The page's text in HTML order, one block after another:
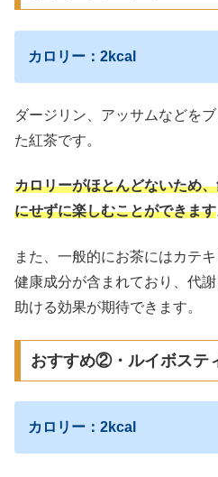
カロリー：2kcal
ダージリン、アッサムなどを
た紅茶です。
カロリーがほとんどないため
にせずに楽しむことができます
また、一般的にお茶にはカテ
健康成分が含まれており、代
助ける効果が期待できます。
おすすめ②・ルイボステ
カロリー：2kcal